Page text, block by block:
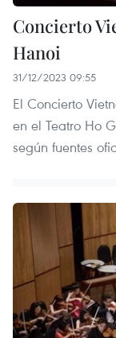
Concierto
Hanoi
31/12/2023 09:55
El Concierto
en el Teatro Ho
según fuentes